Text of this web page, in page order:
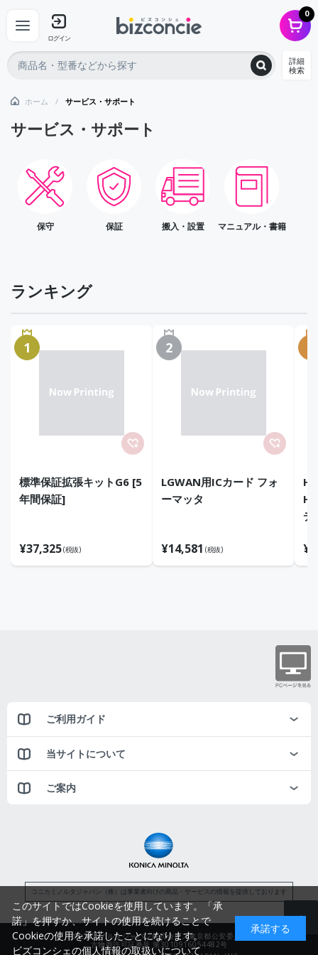
ログイン
0
詳細
検索
ホーム サービス・サポート
サービス・サポート
保守 保証 搬入・設置 マニュアル・書籍
ランキング
標準保証拡張キットG6 [5
年間保証]
¥37,325(税抜)
1
LGWAN用ICカード フォ
ーマッタ
¥14,581 (税抜)
2
デ
¥
ご利用ガイド
当サイトについて
ご案内
コニカミノルタジャパン（株）は事業者向けの商品・サービスの情報を提供しております
コニカミノルタジャパン株式会社／東京都公安委員会
古物商許可証番号 第3010916054482号
このサイトではCookieを使用しています。「承
諾」を押すか、サイトの使用を続けることで
Cookieの使用を承諾したことになります。
ビズコンシェの個人情報の取扱いについて
承諾する